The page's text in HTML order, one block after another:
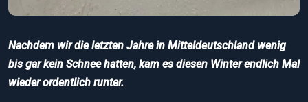
Nachdem wir die letzten Jahre in Mitteldeutschland wenig
bis gar kein Schnee hatten, kam es diesen Winter endlich Mal
wieder ordentlich runter.